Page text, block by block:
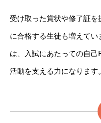
受け取った賞状や修了証
に合格する生徒も増えて
は、入試にあたっての自
活動を支える力になります。
続きを読む